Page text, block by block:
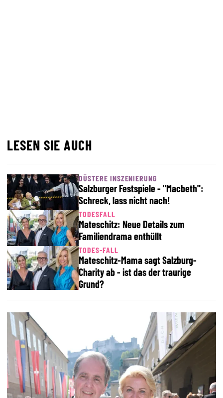
LESEN SIE AUCH
DÜSTERE INSZENIERUNG
Salzburger Festspiele - "Macbeth":
Schreck, lass nicht nach!
TODESFALL
Mateschitz: Neue Details zum
Familiendrama enthüllt
TODES-FALL
Mateschitz-Mama sagt Salzburg-
Charity ab - ist das der traurige
Grund?